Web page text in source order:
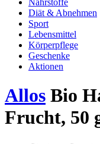
Nährstoffe
Diät & Abnehmen
Sport
Lebensmittel
Körperpflege
Geschenke
Aktionen
Allos Bio
Frucht, 50